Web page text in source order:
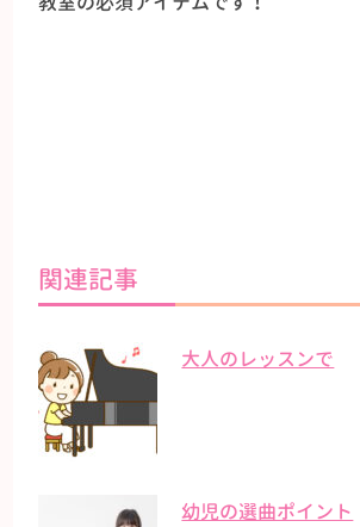
関連記事
大人のレッスンで
幼児の選曲ポイント